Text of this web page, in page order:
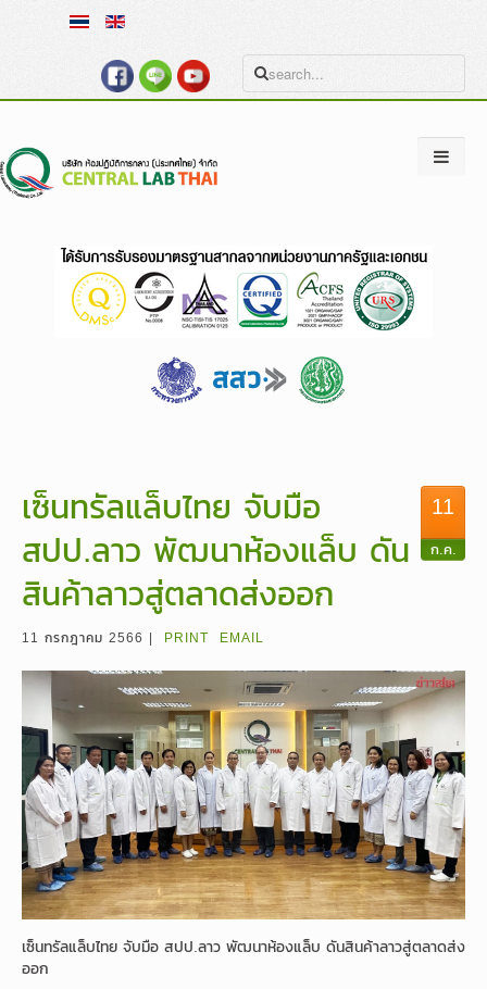
11
ก.ค.
เซ็นทรัลแล็บไทย จับมือ
สปป.ลาว พัฒนาห้องแล็บ ดัน
สินค้าลาวสู่ตลาดส่งออก
11 กรกฎาคม 2566 | PRINT EMAIL
เซ็นทรัลแล็บไทย จับมือ สปป.ลาว พัฒนาห้องแล็บ ดันสินค้าลาวสู่ตลาดส่ง
ออก